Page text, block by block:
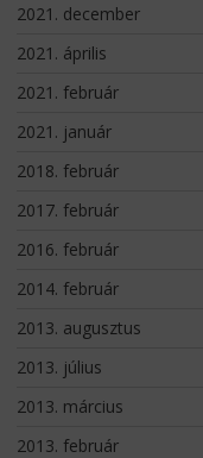
2021. december
2021. április
2021. február
2021. január
2018. február
2017. február
2016. február
2014. február
2013. augusztus
2013. július
2013. március
2013. február